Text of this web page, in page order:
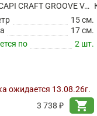
КАШПО CAPI CRAFT GROOVE VASE CYLINDER BLACK RED
15 см.
17 см.
по
2 шт.
ожидается 13.08.26г.
3 738 ₽
shopping_cart